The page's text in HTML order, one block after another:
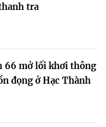
tra
66 mở lối khơi thông
đọng ở Hạc Thành